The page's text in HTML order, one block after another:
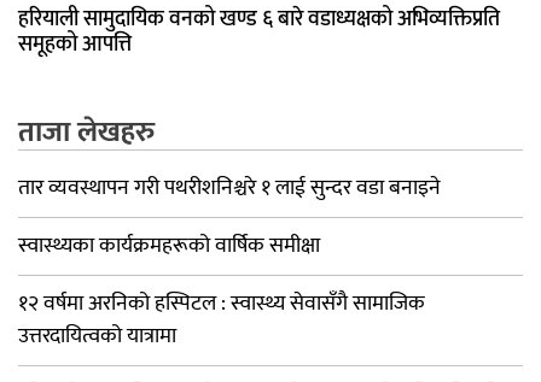
हरियाली सामुदायिक वनको खण्ड ६ बारे वडाध्यक्षको अभिव्यक्तिप्रति
समूहको आपत्ति
ताजा लेखहरु
तार व्यवस्थापन गरी पथरीशनिश्चरे १ लाई सुन्दर वडा बनाइने
स्वास्थ्यका कार्यक्रमहरूको वार्षिक समीक्षा
१२ वर्षमा अरनिको हस्पिटल : स्वास्थ्य सेवासँगै सामाजिक
उत्तरदायित्वको यात्रामा